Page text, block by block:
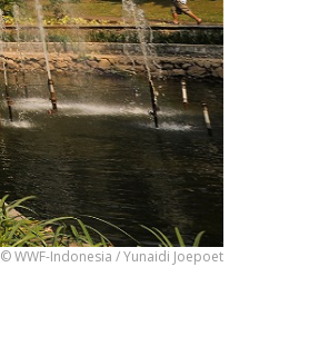
© WWF-Indonesia / Yunaidi Joepoet